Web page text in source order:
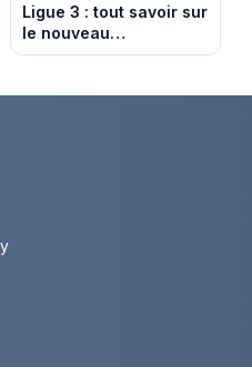
Ligue 3 : tout savoir sur
le nouveau
championnat qui